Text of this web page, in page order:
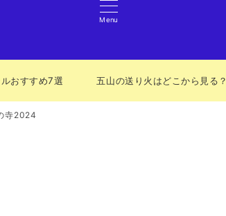
Menu
おすすめ7選 五山の送り火はどこから見る？
寺2024